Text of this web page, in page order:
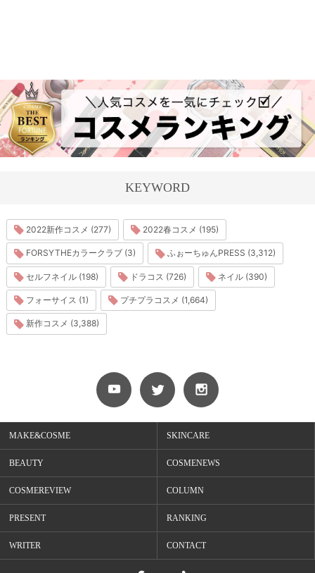
KEYWORD
2022新作コスメ (277) 2022春コスメ (195)
FORSYTHEカラークラブ (3) ふぉーちゅんPRESS (3,312)
セルフネイル (198) ドラコス (726) ネイル (390)
フォーサイス (1) プチプラコスメ (1,664)
新作コスメ (3,388)
MAKE&COSME SKINCARE
BEAUTY COSMENEWS
COSMEREVIEW COLUMN
PRESENT RANKING
WRITER CONTACT